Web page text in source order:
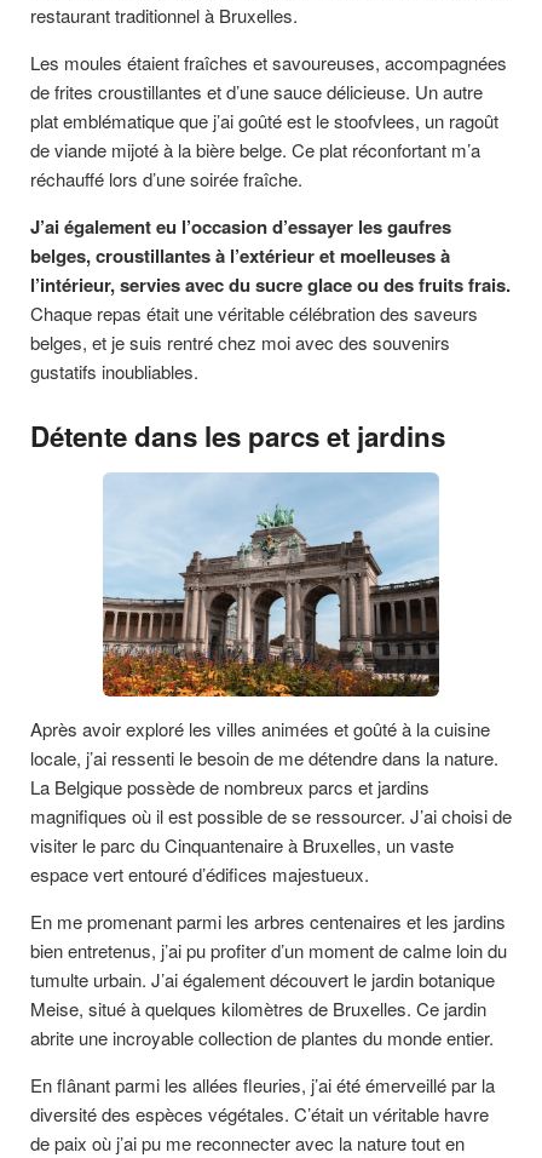
restaurant traditionnel à Bruxelles.
Les moules étaient fraîches et savoureuses, accompagnées
de frites croustillantes et d’une sauce délicieuse. Un autre
plat emblématique que j’ai goûté est le stoofvlees, un ragoût
de viande mijoté à la bière belge. Ce plat réconfortant m’a
réchauffé lors d’une soirée fraîche.
J’ai également eu l’occasion d’essayer les gaufres
belges, croustillantes à l’extérieur et moelleuses à
l’intérieur, servies avec du sucre glace ou des fruits frais.
Chaque repas était une véritable célébration des saveurs
belges, et je suis rentré chez moi avec des souvenirs
gustatifs inoubliables.
Détente dans les parcs et jardins
Après avoir exploré les villes animées et goûté à la cuisine
locale, j’ai ressenti le besoin de me détendre dans la nature.
La Belgique possède de nombreux parcs et jardins
magnifiques où il est possible de se ressourcer. J’ai choisi de
visiter le parc du Cinquantenaire à Bruxelles, un vaste
espace vert entouré d’édifices majestueux.
En me promenant parmi les arbres centenaires et les jardins
bien entretenus, j’ai pu profiter d’un moment de calme loin du
tumulte urbain. J’ai également découvert le jardin botanique
Meise, situé à quelques kilomètres de Bruxelles. Ce jardin
abrite une incroyable collection de plantes du monde entier.
En flânant parmi les allées fleuries, j’ai été émerveillé par la
diversité des espèces végétales. C’était un véritable havre
de paix où j’ai pu me reconnecter avec la nature tout en